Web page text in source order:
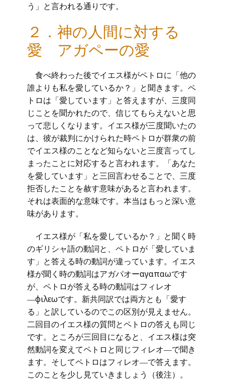
う」と言われる通りです。
２．神の人間に対する
愛 アガペーの愛
食べ終わった後でイエス様がペトロに「他の
誰よりも私を愛しているか？」と聞きます。ペ
トロは「愛しています」と答えますが、三度同
じことを聞かれたので、信じてもらえないと思
って悲しくなります。イエス様が三度聞いたの
は、彼が裁判にかけられた時ペトロが群衆の前
でイエス様のことなど知らないと三度言ってし
まったことに対応すると言われます。「あなた
を愛しています」と三回言わせることで、三度
拒否したことを赦す意味があると言われます。
それは表面的な意味です。本当はもっと深い意
味があります。
イエス様が「私を愛しているか？」と聞く時
のギリシャ語の動詞と、ペトロが「愛していま
す」と答える時の動詞が違っています。イエス
様が聞く時の動詞はアガパオーαγαπαωです
が、ペトロが答える時の動詞はフィレオ
―φιλεωです。新共同訳では両方とも「愛す
る」と訳しているのでこの区別が見えません。
二回目のイエス様の質問とペトロの答えも同じ
です。ところが三回目になると、イエス様は突
然動詞を変えてペトロと同じフィレオ―で聞き
ます。そしてペトロはフィレオ―で答えます。
このことを少し見ていきましょう（後注）。